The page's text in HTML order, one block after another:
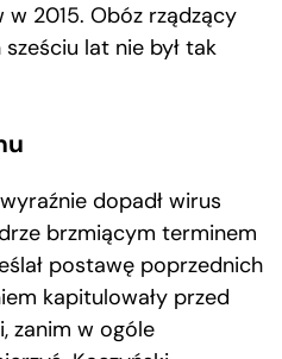
2015. Obóz rządzący
lat nie był tak
dopadł wirus
brzmiącym terminem
postawę poprzednich
kapitulowały przed
zanim w ogóle